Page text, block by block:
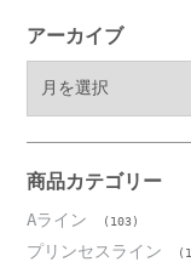
アーカイブ
ブ
商品カテゴリー
Aライン (103)
プリンセスライン